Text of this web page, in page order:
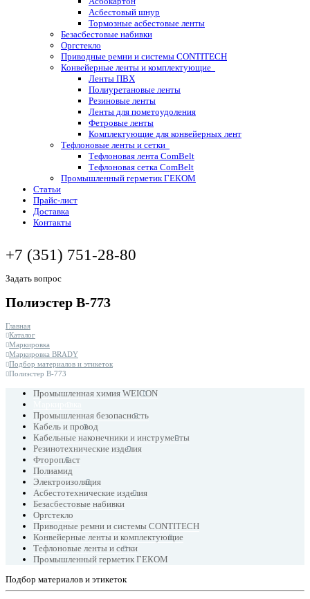
Асбестовый шнур
Тормозные асбестовые ленты
Безасбестовые набивки
Оргстекло
Приводные ремни и системы CONTITECH
Конвейерные ленты и комплектующие
Ленты ПВХ
Полиуретановые ленты
Резиновые ленты
Ленты для пометоудоления
Фетровые ленты
Комплектующие для конвейерных лент
Тефлоновые ленты и сетки
Тефлоновая лента ComBelt
Тефлоновая сетка ComBelt
Промышленный герметик ГЕКОМ
Статьи
Прайс-лист
Доставка
Контакты
+7 (351) 751-28-80
Задать вопрос
Полиэстер B-773
Главная
Каталог
Маркировка
Маркировка BRADY
Подбор материалов и этикеток
Полиэстер B-773
Промышленная химия WEICON
Промышленная безопасность
Кабель и провод
Кабельные наконечники и инструменты
Резинотехнические изделия
Фторопласт
Полиамид
Электроизоляция
Асбестотехнические изделия
Безасбестовые набивки
Оргстекло
Приводные ремни и системы CONTITECH
Конвейерные ленты и комплектующие
Тефлоновые ленты и сетки
Промышленный герметик ГЕКОМ
Подбор материалов и этикеток